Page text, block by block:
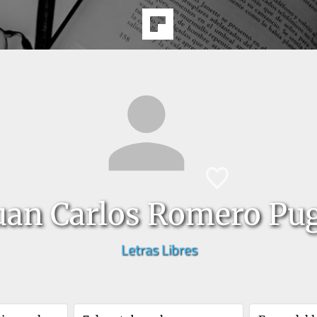
Carlos Romero
Letras Libres